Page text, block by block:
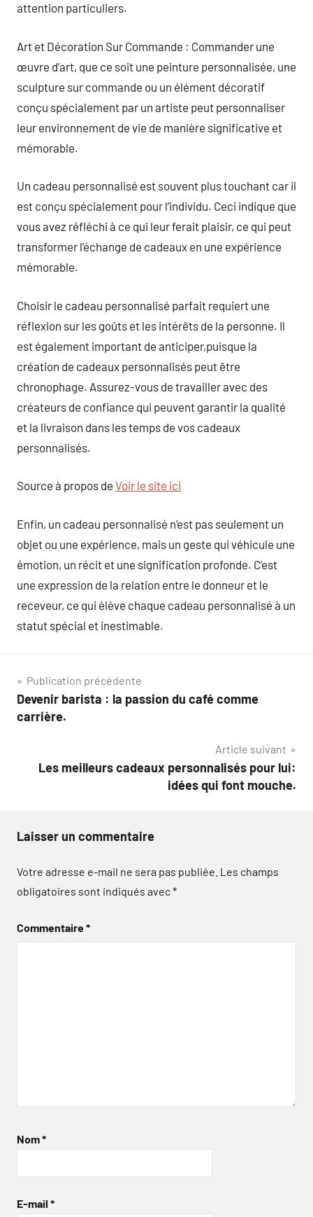
attention particuliers.
Art et Décoration Sur Commande : Commander une
œuvre d’art, que ce soit une peinture personnalisée, une
sculpture sur commande ou un élément décoratif
conçu spécialement par un artiste peut personnaliser
leur environnement de vie de manière significative et
mémorable.
Un cadeau personnalisé est souvent plus touchant car il
est conçu spécialement pour l’individu. Ceci indique que
vous avez réfléchi à ce qui leur ferait plaisir, ce qui peut
transformer l’échange de cadeaux en une expérience
mémorable.
Choisir le cadeau personnalisé parfait requiert une
réflexion sur les goûts et les intérêts de la personne. Il
est également important de anticiper,puisque la
création de cadeaux personnalisés peut être
chronophage. Assurez-vous de travailler avec des
créateurs de confiance qui peuvent garantir la qualité
et la livraison dans les temps de vos cadeaux
personnalisés.
Source à propos de Voir le site ici
Enfin, un cadeau personnalisé n’est pas seulement un
objet ou une expérience, mais un geste qui véhicule une
émotion, un récit et une signification profonde. C’est
une expression de la relation entre le donneur et le
receveur, ce qui élève chaque cadeau personnalisé à un
statut spécial et inestimable.
Navigation
de
Publication précédente
Devenir barista : la passion du café comme
carrière.
Article suivant
Les meilleurs cadeaux personnalisés pour lui:
idées qui font mouche.
Laisser un commentaire
Votre adresse e-mail ne sera pas publiée. Les champs
obligatoires sont indiqués avec*
Commentaire*
Nom*
E-mail *